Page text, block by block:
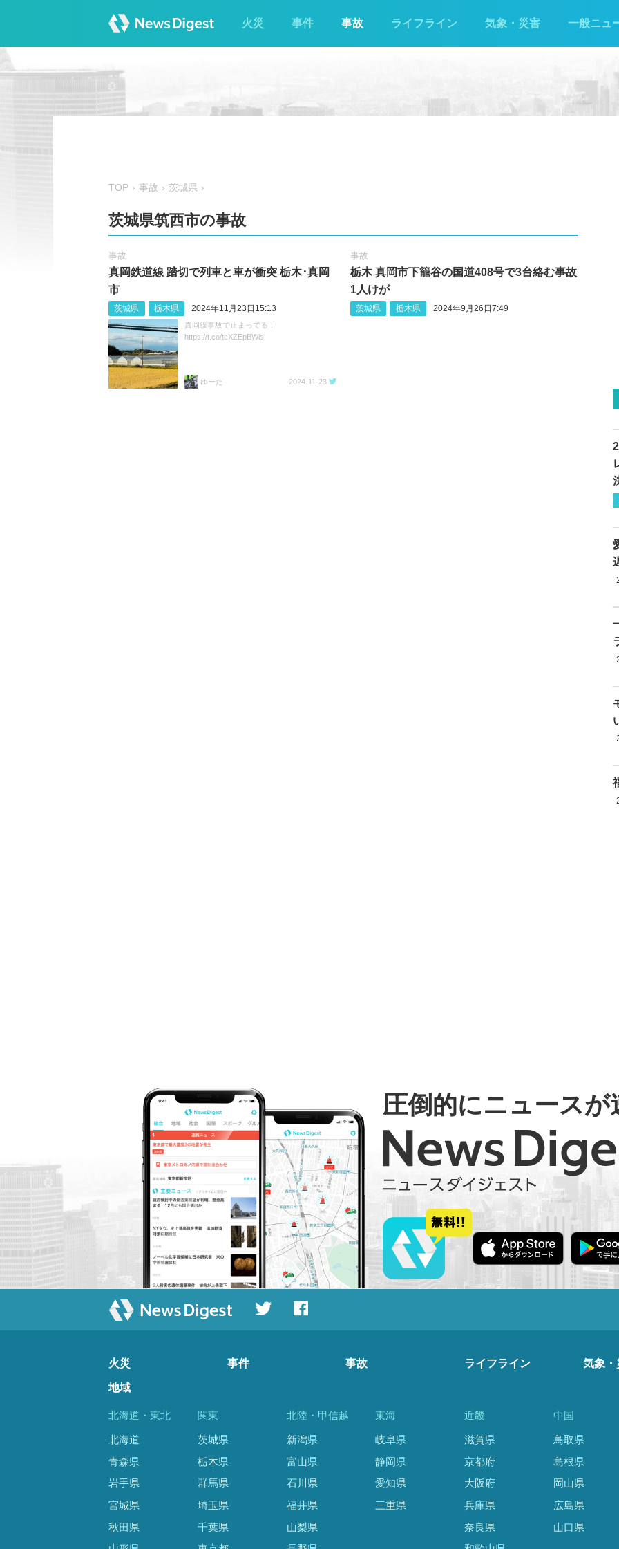
火災 事件 事故 ライフライン 気象・災害 一般ニュ
TOP 事故 茨城県
茨城県筑西市の事故
事故
真岡鉄道線 踏切で列車と車が衝突 栃木･真岡
市
茨城県 栃木県 2024年11月23日15:13
真岡線事故で止まってる！
https://t.co/tcXZEpBWis
ゆーた 2024-11-23
事故
栃木 真岡市下籠谷の国道408号で3台絡む事故
1人けが
茨城県 栃木県 2024年9月26日7:49
圧倒的にニュースが
火災 事件 事故 ライフライン 気象・
地域
北海道・東北
北海道
青森県
岩手県
宮城県
秋田県
関東
茨城県
栃木県
群馬県
埼玉県
千葉県
北陸・甲信越
新潟県
富山県
石川県
福井県
山梨県
東海
岐阜県
静岡県
愛知県
三重県
近畿
滋賀県
京都府
大阪府
兵庫県
奈良県
中国
鳥取県
島根県
岡山県
広島県
山口県